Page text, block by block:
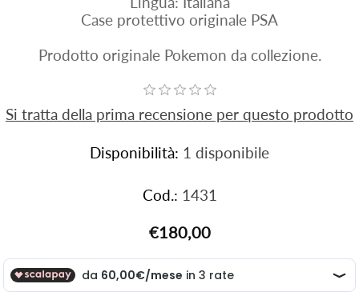
Case protettivo originale PSA
Prodotto originale Pokemon da collezione.
Si tratta della prima recensione per questo prodotto
Disponibilità: 1 disponibile
Cod.: 1431
€180,00